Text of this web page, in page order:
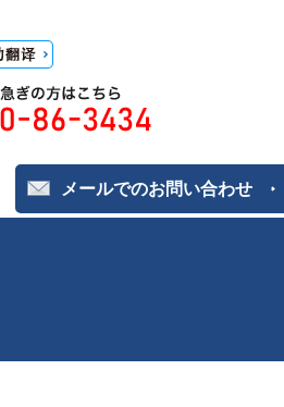
メールでのお問い合わせ